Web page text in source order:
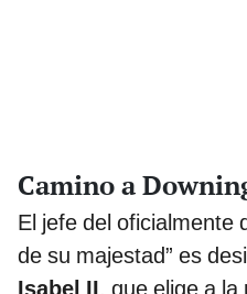
Camino a
El jefe del oficialmente
de su majestad” es
Isabel II, que elige a